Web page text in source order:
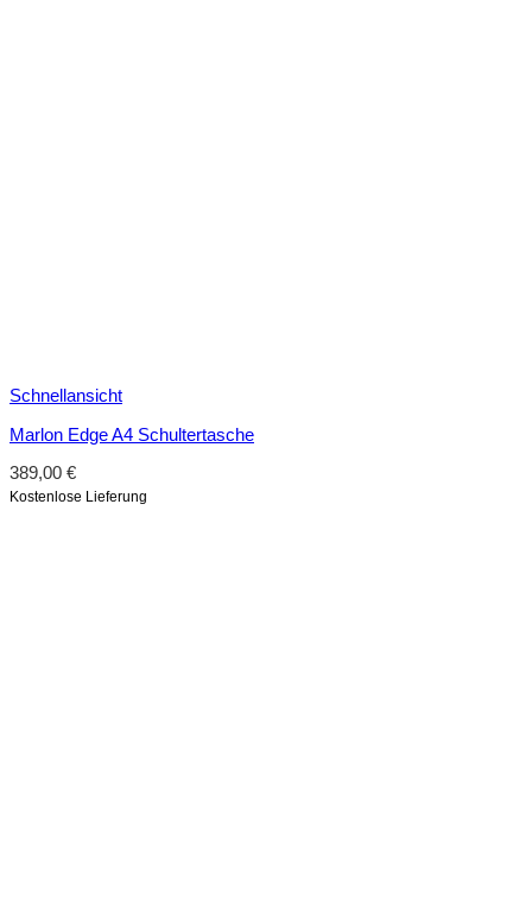
Schnellansicht
Marlon Edge A4 Schultertasche
389,00 €
Kostenlose Lieferung